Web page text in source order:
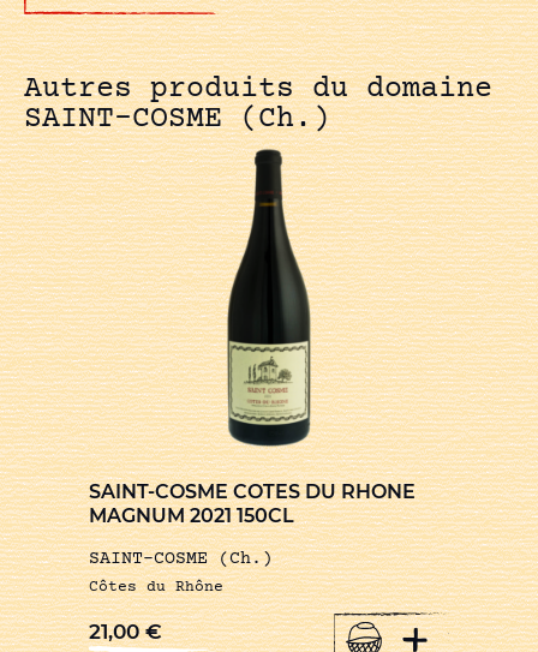
Autres produits du domaine
SAINT-COSME (Ch.)
SAINT-COSME COTES DU RHONE
MAGNUM 2021 150CL
SAINT-COSME (Ch.)
Côtes du Rhône
21,00€ +